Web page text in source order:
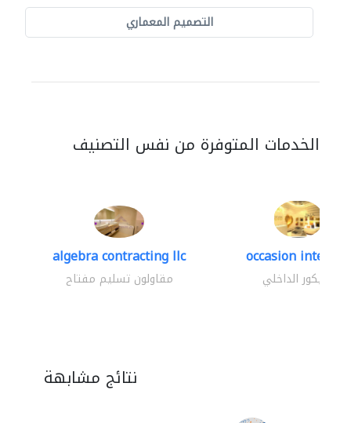
التصميم المعماري
الخدمات المتوفرة من نفس التصنيف
algebra contracting llc
مقاولون تسليم مفتاح
occasion interiors
الديكور الداخلي
نتائج مشابهة